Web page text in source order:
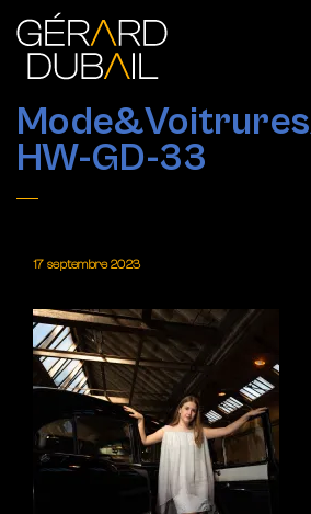
HW-GD-33
17 septembre 2023